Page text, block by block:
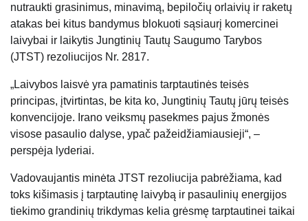
nutraukti grasinimus, minavimą, bepiločių orlaivių ir raketų
atakas bei kitus bandymus blokuoti sąsiaurį komercinei
laivybai ir laikytis Jungtinių Tautų Saugumo Tarybos
(JTST) rezoliucijos Nr. 2817.
„Laivybos laisvė yra pamatinis tarptautinės teisės
principas, įtvirtintas, be kita ko, Jungtinių Tautų jūrų teisės
konvencijoje. Irano veiksmų pasekmes pajus žmonės
visose pasaulio dalyse, ypač pažeidžiamiausieji“, –
perspėja lyderiai.
Vadovaujantis minėta JTST rezoliucija pabrėžiama, kad
toks kišimasis į tarptautinę laivybą ir pasaulinių energijos
tiekimo grandinių trikdymas kelia grėsmę tarptautinei taikai